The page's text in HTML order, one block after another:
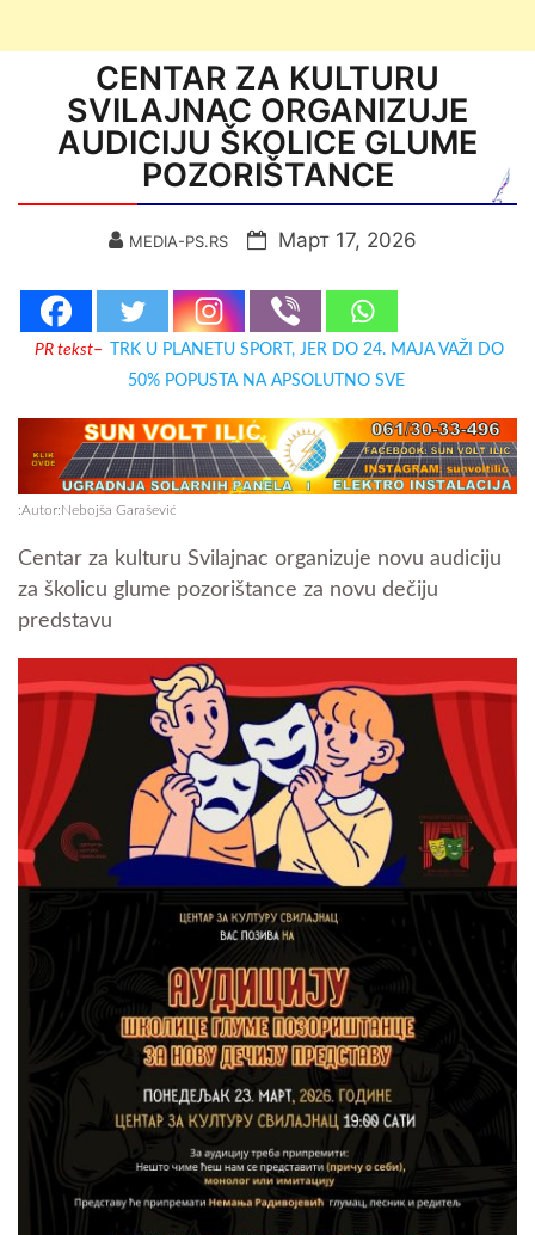
CENTAR ZA KULTURU
SVILAJNAC ORGANIZUJE
AUDICIJU ŠKOLICE GLUME
POZORIŠTANCE
MEDIA-PS.RS Март 17, 2026
PR tekst–
TRK U PLANETU SPORT, JER DO 24. MAJA VAŽI DO
50% POPUSTA NA APSOLUTNO SVE
:Autor:Nebojša Garašević
Centar za kulturu Svilajnac organizuje novu audiciju
za školicu glume pozorištance za novu dečiju
predstavu